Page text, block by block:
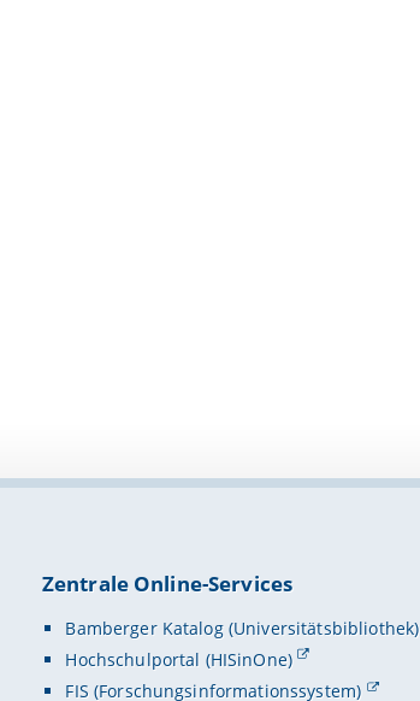
Zentrale Online-Services
Bamberger Katalog (Universitätsbibliothek)
Hochschulportal (HISinOne)
FIS (Forschungsinformationssystem)